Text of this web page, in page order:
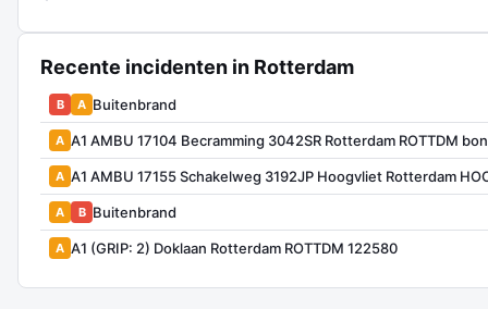
Recente incidenten in Rotterdam
B A Buitenbrand
A A1 AMBU 17104 Becramming 3042SR Rotterdam ROTTDM
A A1 AMBU 17155 Schakelweg 3192JP Hoogvliet Rotterdam
A B Buitenbrand
A A1 (GRIP: 2) Doklaan Rotterdam ROTTDM 122580